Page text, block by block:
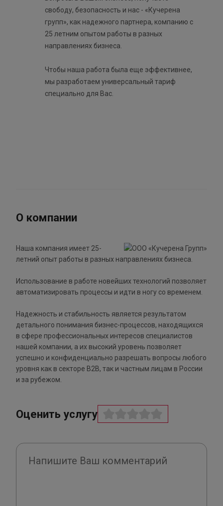
свободу, безопасность и нас - «Кучерена
групп», как надежного партнера, компанию с
25 летним опытом работы в разных
направлениях бизнеса.
Чтобы наша работа была еще эффективнее,
мы разработаем универсальный тариф
специально для Вас.
О компании
Наша компания имеет 25-
летний опыт работы в разных направлениях бизнеса.
Использование в работе новейших технологий позволяет
автоматизировать процессы и идти в ногу со временем.
Надежность и стабильность является результатом
детального понимания бизнес-процессов, находящихся
в сфере профессиональных интересов специалистов
нашей компании, а их высокий уровень позволяет
успешно и конфиденциально разрешать вопросы любого
уровня как в секторе В2В, так и частным лицам в России
и за рубежом.
Оценить услугу